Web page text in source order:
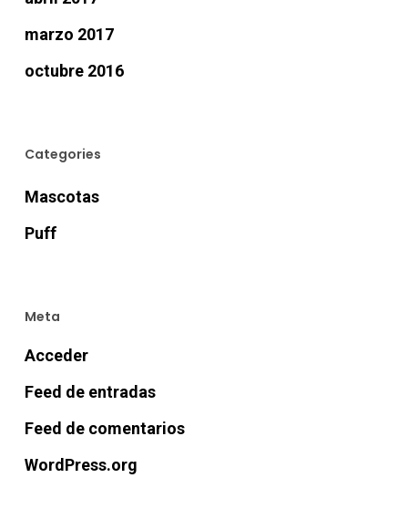
marzo 2017
octubre 2016
Categories
Mascotas
Puff
Meta
Acceder
Feed de entradas
Feed de comentarios
WordPress.org